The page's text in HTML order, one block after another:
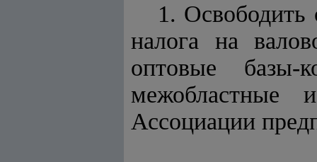
1. Освободить
налога на
оптовые базы-
межобластные
Ассоциации